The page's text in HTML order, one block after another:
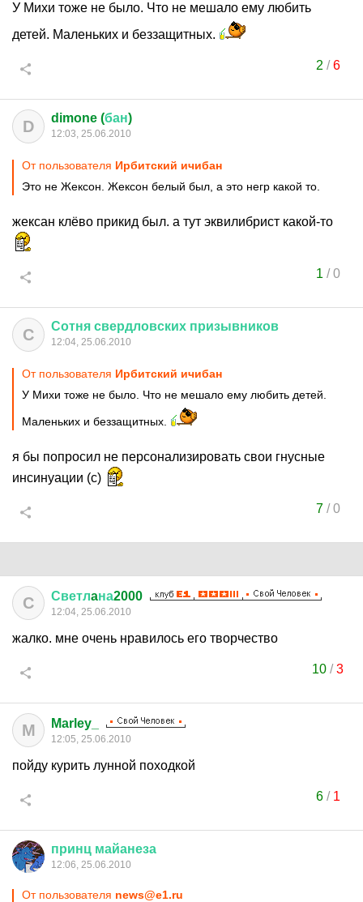
У Михи тоже не было. Что не мешало ему любить
детей. Маленьких и беззащитных.
2 /6
D dimone (бан)
12:03, 25.06.2010
От пользователя Ирбитский ичибан
Это не Жексон. Жексон белый был, а это негр какой то.
жексан клёво прикид был. а тут эквилибрист какой-то
1 /0
С Сотня свердловских призывников
12:04, 25.06.2010
От пользователя Ирбитский ичибан
У Михи тоже не было. Что не мешало ему любить детей.
Маленьких и беззащитных.
я бы попросил не персонализировать свои гнусные
инсинуации (с)
7/0
С Светлaна2000
12:04, 25.06.2010
жалко. мне очень нравилось его творчество
10 /3
M Marley_
12:05, 25.06.2010
пойду курить лунной походкой
6/ 1
принц майанеза
12:06, 25.06.2010
От пользователя news@e1.ru